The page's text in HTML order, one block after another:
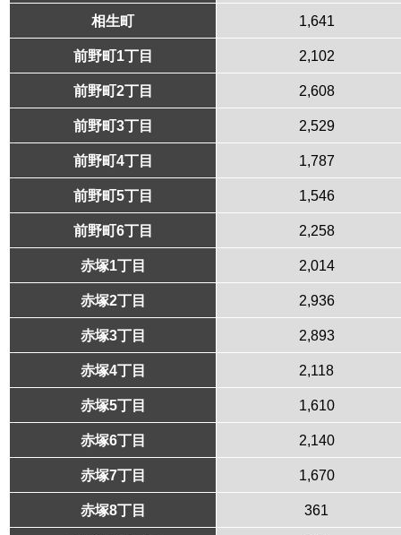
相生町 1,641
前野町1丁目 2,102
前野町2丁目 2,608
前野町3丁目 2,529
前野町4丁目 1,787
前野町5丁目 1,546
前野町6丁目 2,258
赤塚1丁目 2,014
赤塚2丁目 2,936
赤塚3丁目 2,893
赤塚4丁目 2,118
赤塚5丁目 1,610
赤塚6丁目 2,140
赤塚7丁目 1,670
赤塚8丁目 361